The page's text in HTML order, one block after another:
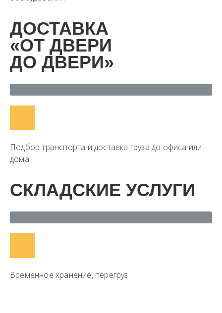
ДОСТАВКА
«ОТ ДВЕРИ
ДО ДВЕРИ»
Подбор транспорта и доставка груза до офиса или
дома
СКЛАДСКИЕ УСЛУГИ
Временное хранение, перегруз